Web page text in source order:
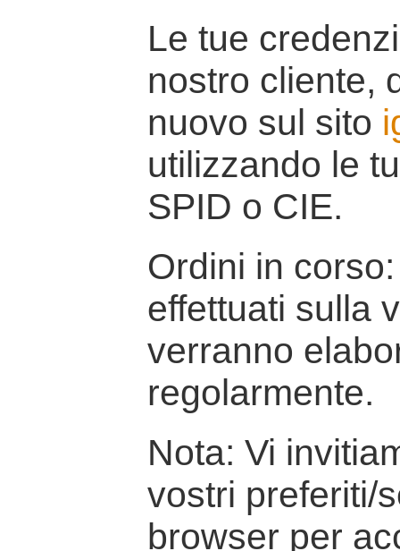
Le tue
nostro cliente,
nuovo sul sito
utilizzando le
SPID o CIE.
Ordini in
effettuati sulla
verranno
regolarmente.
Nota: Vi
vostri preferiti/
browser per